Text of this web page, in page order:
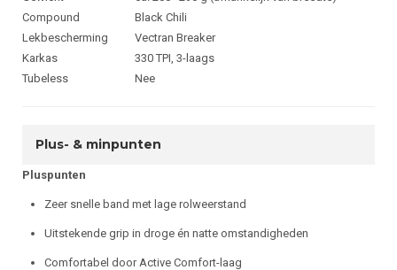
Compound
Black Chili
Lekbescherming
Vectran Breaker
Karkas
330 TPI, 3-laags
Tubeless
Nee
Plus- & minpunten
Pluspunten
Zeer snelle band met lage rolweerstand
Uitstekende grip in droge én natte omstandigheden
Comfortabel door Active Comfort-laag